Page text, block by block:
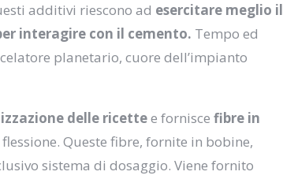
additivi riescono ad esercitare meglio il
interagire con il cemento. Tempo ed
planetario, cuore dell’impianto
delle ricettee fornisce fibre in
Queste fibre, fornite in bobine,
sistema di dosaggio. Viene fornito